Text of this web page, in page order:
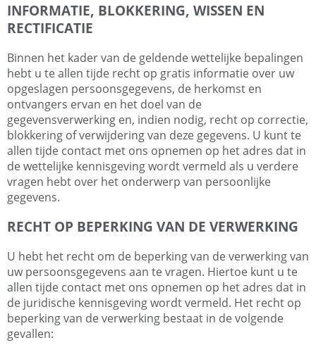
INFORMATIE, BLOKKERING, WISSEN EN
RECTIFICATIE
Binnen het kader van de geldende wettelijke bepalingen
hebt u te allen tijde recht op gratis informatie over uw
opgeslagen persoonsgegevens, de herkomst en
ontvangers ervan en het doel van de
gegevensverwerking en, indien nodig, recht op correctie,
blokkering of verwijdering van deze gegevens. U kunt te
allen tijde contact met ons opnemen op het adres dat in
de wettelijke kennisgeving wordt vermeld als u verdere
vragen hebt over het onderwerp van persoonlijke
gegevens.
RECHT OP BEPERKING VAN DE VERWERKING
U hebt het recht om de beperking van de verwerking van
uw persoonsgegevens aan te vragen. Hiertoe kunt u te
allen tijde contact met ons opnemen op het adres dat in
de juridische kennisgeving wordt vermeld. Het recht op
beperking van de verwerking bestaat in de volgende
gevallen: